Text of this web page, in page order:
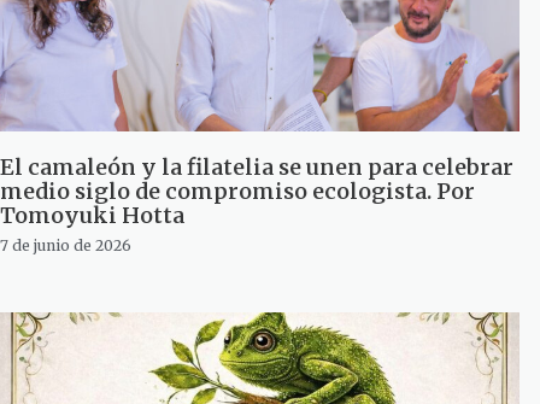
El camaleón y la filatelia se unen para celebrar
medio siglo de compromiso ecologista. Por
Tomoyuki Hotta
7 de junio de 2026